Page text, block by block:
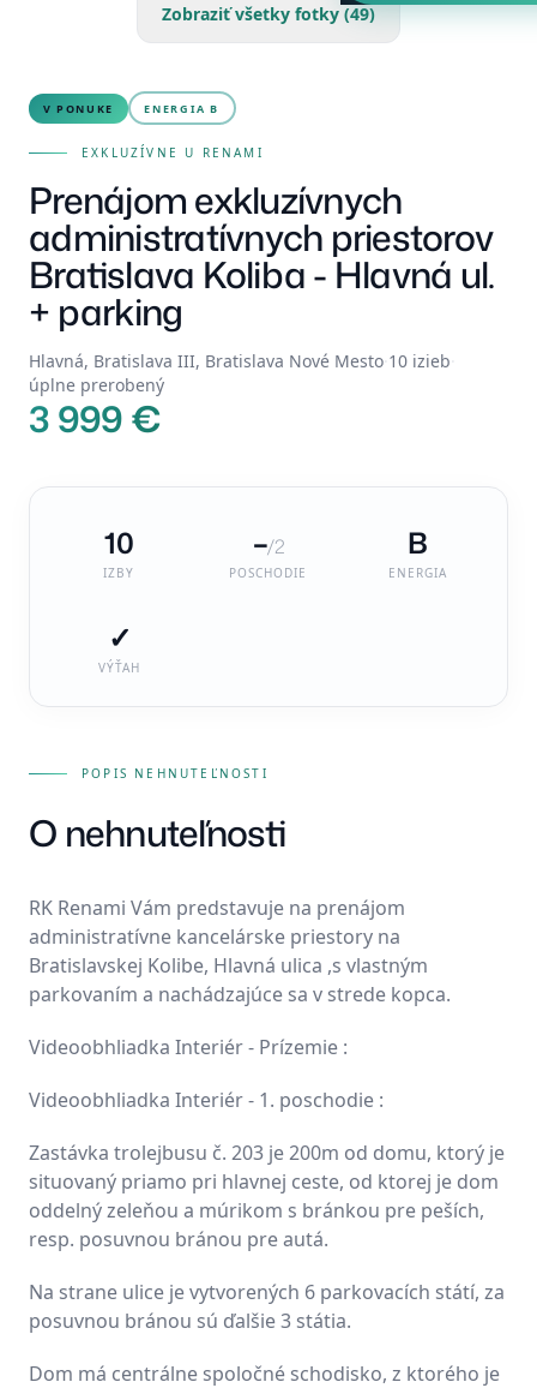
Zobraziť všetky fotky (49)
V PONUKE ENERGIA B
EXKLUZÍVNE U RENAMI
Prenájom exkluzívnych
administratívnych priestorov
Bratislava Koliba - Hlavná ul.
+ parking
Hlavná, Bratislava III, Bratislava Nové Mesto 10 izieb
úplne prerobený
3 999 €
10
IZBY
–/2
POSCHODIE
B
ENERGIA
✓
VÝŤAH
POPIS NEHNUTEĽNOSTI
O nehnuteľnosti
RK Renami Vám predstavuje na prenájom
administratívne kancelárske priestory na
Bratislavskej Kolibe, Hlavná ulica ,s vlastným
parkovaním a nachádzajúce sa v strede kopca.
Videoobhliadka Interiér - Prízemie :
Videoobhliadka Interiér - 1. poschodie :
Zastávka trolejbusu č. 203 je 200m od domu, ktorý je
situovaný priamo pri hlavnej ceste, od ktorej je dom
oddelný zeleňou a múrikom s bránkou pre peších,
resp. posuvnou bránou pre autá.
Na strane ulice je vytvorených 6 parkovacích státí, za
posuvnou bránou sú ďalšie 3 státia.
Dom má centrálne spoločné schodisko, z ktorého je